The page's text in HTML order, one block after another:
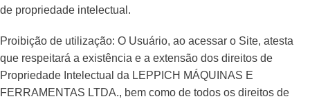
de propriedade intelectual.
Proibição de utilização: O Usuário, ao acessar o Site, atesta
que respeitará a existência e a extensão dos direitos de
Propriedade Intelectual da LEPPICH MÁQUINAS E
FERRAMENTAS LTDA., bem como de todos os direitos de